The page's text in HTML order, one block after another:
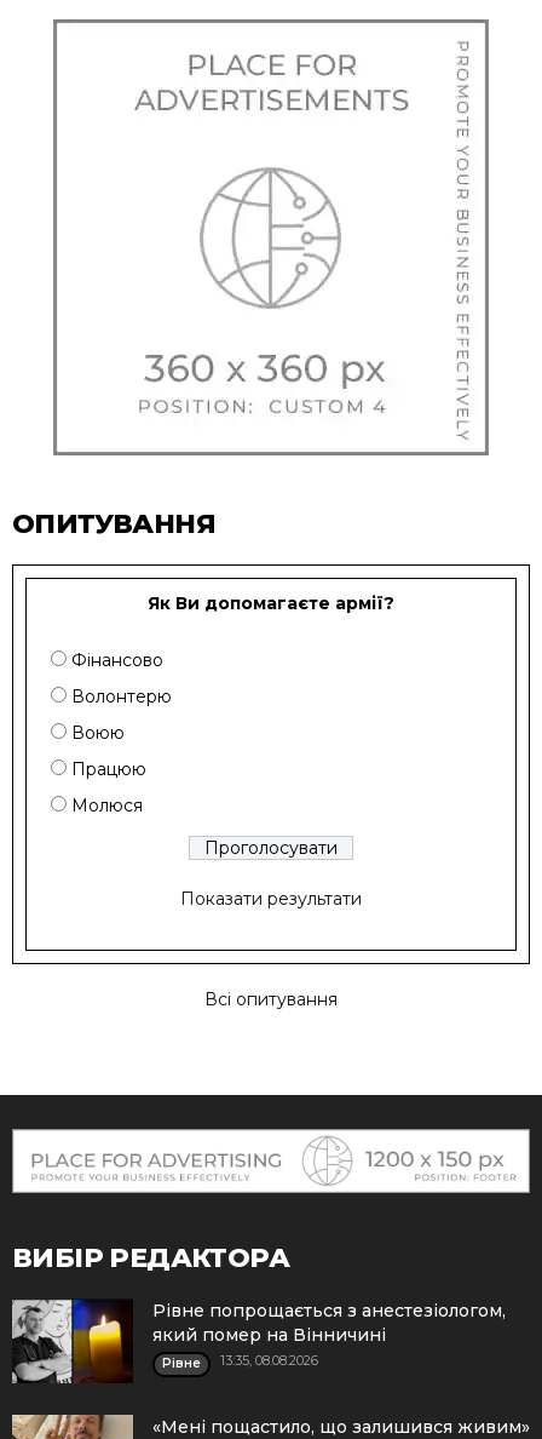
ОПИТУВАННЯ
Як Ви допомагаєте армії?
Фінансово
Волонтерю
Воюю
Працюю
Молюся
Показати результати
Всі опитування
ВИБІР РЕДАКТОРА
Рівне попрощається з анестезіологом,
який помер на Вінничині
Рівне 13:35, 08.08.2026
«Мені пощастило, що залишився живим»